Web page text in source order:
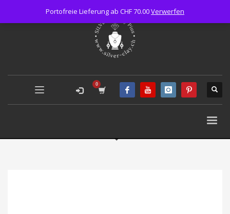
Portofreie Lieferung ab CHF 70.00Verwerfen